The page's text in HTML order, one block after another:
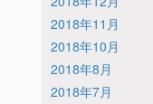
2018年11月
2018年10月
2018年8月
2018年7月